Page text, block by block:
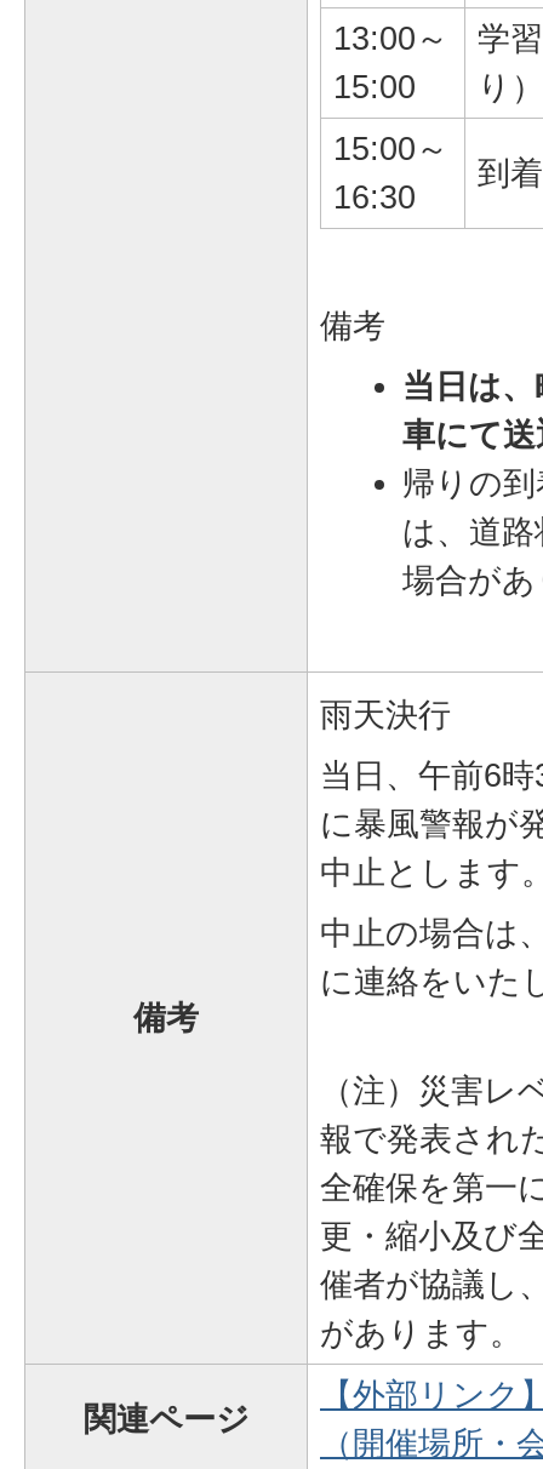
13:00～
15:00
学
り）
15:00～
16:30
到
備考
当日は
車にて
帰りの
は、道
場合が
備考
雨天決行
当日、午前6
に暴風警報が
中止とします
中止の場合は
に連絡をいた
（注）災害レ
報で発表され
全確保を第一
更・縮小及び
催者が協議し
があります。
関連ページ
【外部リンク
（開催場所・